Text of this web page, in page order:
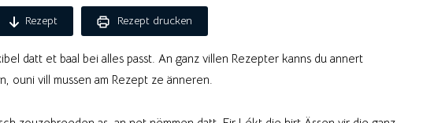
Rezept Rezept drucken
datt et baal bei alles passt. An ganz villen Rezepter kanns du annert
ouni vill mussen am Rezept ze änneren.